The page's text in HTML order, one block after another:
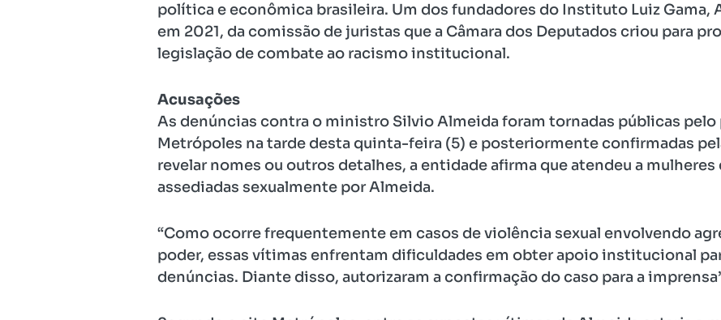
política e econômica brasileira. Um dos fundadores do Instituto Luiz Gama,
em 2021, da comissão de juristas que a Câmara dos Deputados criou para
legislação de combate ao racismo institucional.
Acusações
As denúncias contra o ministro Silvio Almeida foram tornadas públicas
Metrópoles na tarde desta quinta-feira (5) e posteriormente confirmadas
revelar nomes ou outros detalhes, a entidade afirma que atendeu a
assediadas sexualmente por Almeida.
“Como ocorre frequentemente em casos de violência sexual envolvendo
poder, essas vítimas enfrentam dificuldades em obter apoio institucional
denúncias. Diante disso, autorizaram a confirmação do caso para a